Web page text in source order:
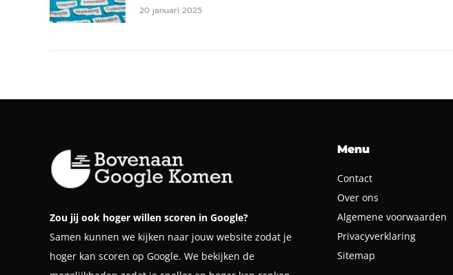
20 januari 2025
Zou jij ook hoger willen scoren in Google?
Samen kunnen we kijken naar jouw website zodat je
hoger kan scoren op Google. We bekijken de
Menu
Contact
Over ons
Algemene voorwaarden
Privacyverklaring
Sitemap